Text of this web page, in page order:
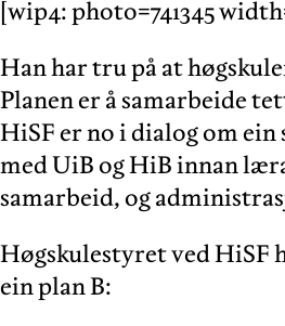
[wip4: photo=741345
Han har tru på at
Planen er å samarbeide
HiSF er no i dialog om ein
med UiB og HiB innan
samarbeid, og
Høgskulestyret ved HiSF
ein plan B: